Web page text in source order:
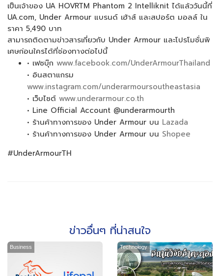
เป็นเจ้าของ UA HOVRTM Phantom 2 Intelliknit ได้แล้ววันนี้ที่
UA.com, Under Armour แบรนด์ เฮ้าส์ และสปอร์ต มอลล์ ใน
ราคา 5,490 บาท
สามารถติดตามข่าวสารเกี่ยวกับ Under Armour และโปรโมชั่นพิ
เศษก่อนใครได้ที่ช่องทางต่อไปนี้
• เฟซบุ๊ก www.facebook.com/UnderArmourThailand
• อินสตาแกรม
www.instagram.com/underarmoursoutheastasia
• เว็บไซต์ www.underarmour.co.th
• Line Official Account @underarmourth
• ร้านค้าทางการของ Under Armour บน Lazada
• ร้านค้าทางการของ Under Armour บน Shopee
#UnderArmourTH
ข่าวอื่นๆ ที่น่าสนใจ
Business Technology